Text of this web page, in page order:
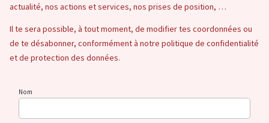
actualité, nos actions et services, nos prises de position, …
Il te sera possible, à tout moment, de modifier tes coordonnées ou
de te désabonner, conformément à notre politique de confidentialité
et de protection des données.
Nom